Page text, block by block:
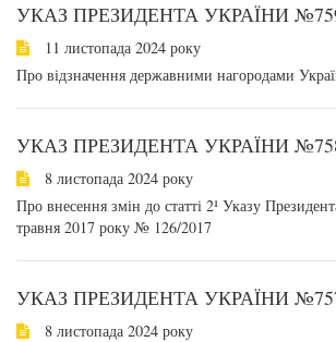
УКАЗ ПРЕЗИДЕНТА УКРАЇНИ
11 листопада 2024 року
Про відзначення державними нагородами
УКАЗ ПРЕЗИДЕНТА УКРАЇНИ
8 листопада 2024 року
Про внесення змін до статті 2¹ Указу
травня 2017 року № 126/2017
УКАЗ ПРЕЗИДЕНТА УКРАЇНИ
8 листопада 2024 року